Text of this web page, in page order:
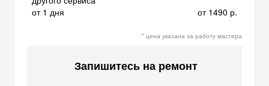
от 1 дня
от 1490 р.
* цена указана за работу мастера
Запишитесь на ремонт